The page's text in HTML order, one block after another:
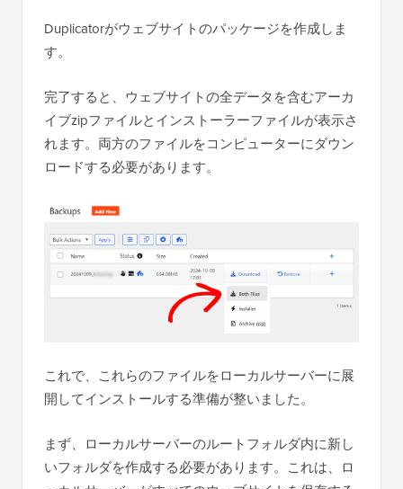
Duplicatorがウェブサイトのパッケージを作成しま
す。
完了すると、ウェブサイトの全データを含むアーカ
イブzipファイルとインストーラーファイルが表示さ
れます。両方のファイルをコンピューターにダウン
ロードする必要があります。
これで、これらのファイルをローカルサーバーに展
開してインストールする準備が整いました。
まず、ローカルサーバーのルートフォルダ内に新し
いフォルダを作成する必要があります。これは、ロ